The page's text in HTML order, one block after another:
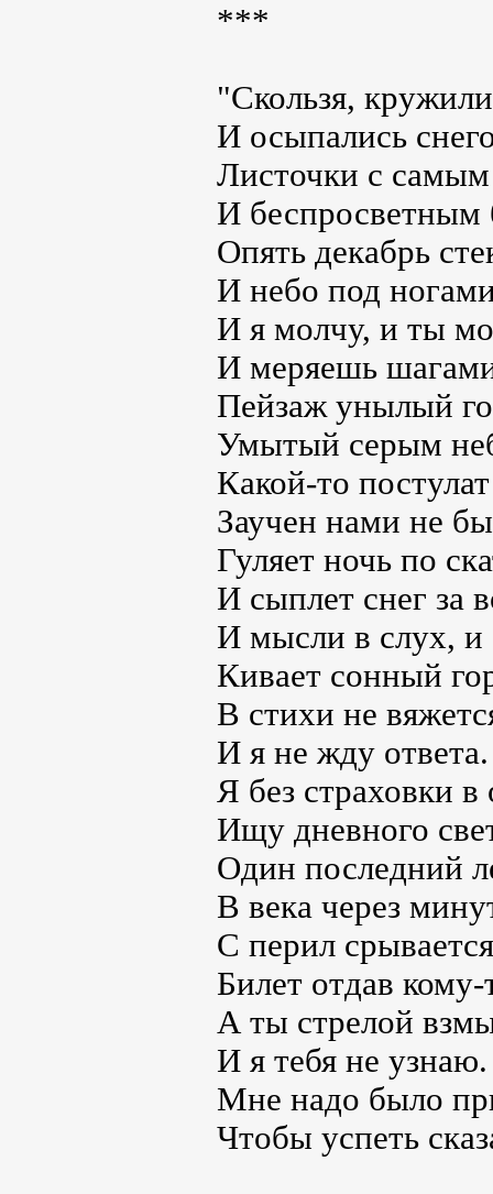
***
"Скользя,
И осыпались
Листочки с
И беспросветным
Опять декабрь
И небо под
И я молчу, и ты
И меряешь
Пейзаж унылый
Умытый серым
Какой-то
Заучен нами не
Гуляет ночь по
И сыплет снег за
И мысли в слух, и
Кивает сонный
В стихи не
И я не жду ответа.
Я без страховки в
Ищу дневного
Один последний
В века через
С перил
Билет отдав кому-
А ты стрелой
И я тебя не узнаю.
Мне надо было
Чтобы успеть